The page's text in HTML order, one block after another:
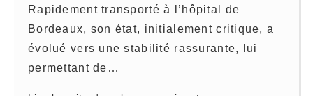
Rapidement transporté à l’hôpital de
Bordeaux, son état, initialement critique, a
évolué vers une stabilité rassurante, lui
permettant de…